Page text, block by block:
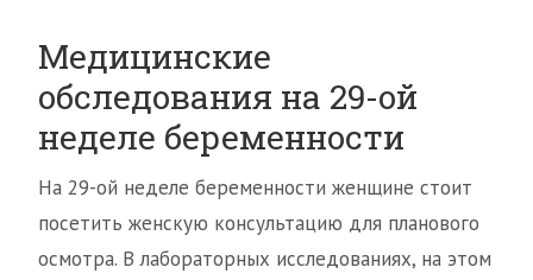
Медицинские
обследования на 29-ой
неделе беременности
На 29-ой неделе беременности женщине стоит
посетить женскую консультацию для планового
осмотра. В лабораторных исследованиях, на этом